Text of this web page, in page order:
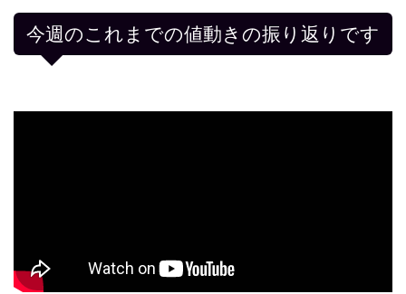
今週のこれまでの値動きの振り返りです